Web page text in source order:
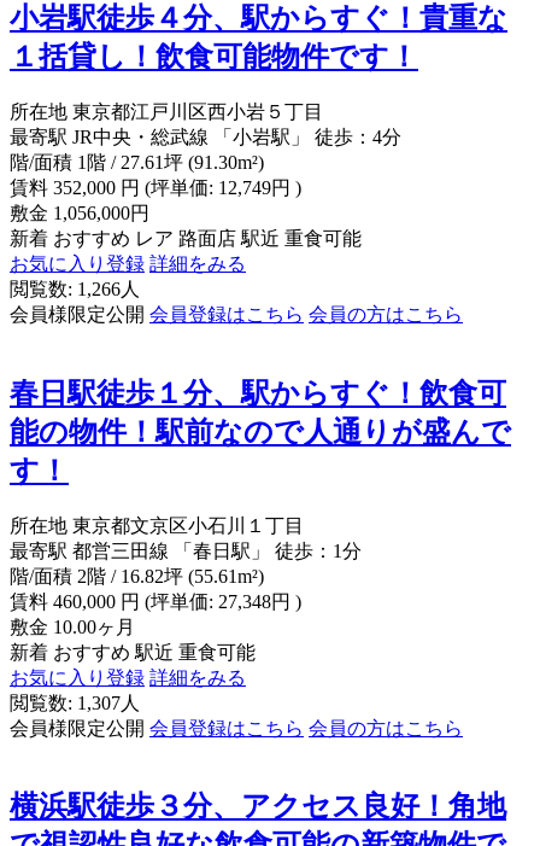
小岩駅徒歩４分、駅からすぐ！貴重な
１括貸し！飲食可能物件です！
所在地 東京都江戸川区西小岩５丁目
最寄駅 JR中央・総武線 「小岩駅」 徒歩：4分
階/面積 1階 / 27.61坪 (91.30m²)
賃料 352,000 円 (坪単価: 12,749円 )
敷金 1,056,000円
新着 おすすめ レア 路面店 駅近 重食可能
お気に入り登録 詳細をみる
閲覧数: 1,266人
会員様限定公開 会員登録はこちら 会員の方はこちら
春日駅徒歩１分、駅からすぐ！飲食可
能の物件！駅前なので人通りが盛んで
す！
所在地 東京都文京区小石川１丁目
最寄駅 都営三田線 「春日駅」 徒歩：1分
階/面積 2階 / 16.82坪 (55.61m²)
賃料 460,000 円 (坪単価: 27,348円 )
敷金 10.00ヶ月
新着 おすすめ 駅近 重食可能
お気に入り登録 詳細をみる
閲覧数: 1,307人
会員様限定公開 会員登録はこちら 会員の方はこちら
横浜駅徒歩３分、アクセス良好！角地